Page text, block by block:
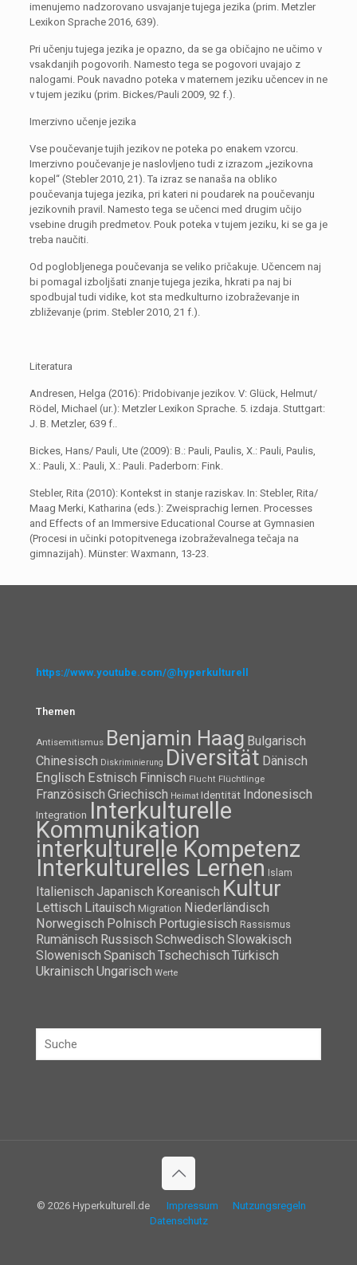
imenujemo nadzorovano usvajanje tujega jezika (prim. Metzler
Lexikon Sprache 2016, 639).
Pri učenju tujega jezika je opazno, da se ga običajno ne učimo v
vsakdanjih pogovorih. Namesto tega se pogovori uvajajo z
nalogami. Pouk navadno poteka v maternem jeziku učencev in ne
v tujem jeziku (prim. Bickes/Pauli 2009, 92 f.).
Imerzivno učenje jezika
Vse poučevanje tujih jezikov ne poteka po enakem vzorcu.
Imerzivno poučevanje je naslovljeno tudi z izrazom „jezikovna
kopel“ (Stebler 2010, 21). Ta izraz se nanaša na obliko
poučevanja tujega jezika, pri kateri ni poudarek na poučevanju
jezikovnih pravil. Namesto tega se učenci med drugim učijo
vsebine drugih predmetov. Pouk poteka v tujem jeziku, ki se ga je
treba naučiti.
Od poglobljenega poučevanja se veliko pričakuje. Učencem naj
bi pomagal izboljšati znanje tujega jezika, hkrati pa naj bi
spodbujal tudi vidike, kot sta medkulturno izobraževanje in
zbliževanje (prim. Stebler 2010, 21 f.).
Literatura
Andresen, Helga (2016): Pridobivanje jezikov. V: Glück, Helmut/
Rödel, Michael (ur.): Metzler Lexikon Sprache. 5. izdaja. Stuttgart:
J. B. Metzler, 639 f..
Bickes, Hans/ Pauli, Ute (2009): B.: Pauli, Paulis, X.: Pauli, Paulis,
X.: Pauli, X.: Pauli, X.: Pauli. Paderborn: Fink.
Stebler, Rita (2010): Kontekst in stanje raziskav. In: Stebler, Rita/
Maag Merki, Katharina (eds.): Zweisprachig lernen. Processes
and Effects of an Immersive Educational Course at Gymnasien
(Procesi in učinki potopitvenega izobraževalnega tečaja na
gimnazijah). Münster: Waxmann, 13-23.
https://www.youtube.com/@hyperkulturell
Themen
Antisemitismus Benjamin Haag Bulgarisch
Chinesisch Diskriminierung Diversität Dänisch
Englisch Estnisch Finnisch Flucht Flüchtlinge
Französisch Griechisch Heimat Identität Indonesisch
Integration Interkulturelle
Kommunikation
interkulturelle Kompetenz
Interkulturelles Lernen Islam
Italienisch Japanisch Koreanisch Kultur
Lettisch Litauisch Migration Niederländisch
Norwegisch Polnisch Portugiesisch Rassismus
Rumänisch Russisch Schwedisch Slowakisch
Slowenisch Spanisch Tschechisch Türkisch
Ukrainisch Ungarisch Werte
© 2026 Hyperkulturell.de Impressum
Nutzungsregeln
Datenschutz